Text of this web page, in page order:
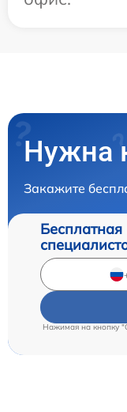
Нужна
Закажите
Бесплатная
Нажимая на кнопку